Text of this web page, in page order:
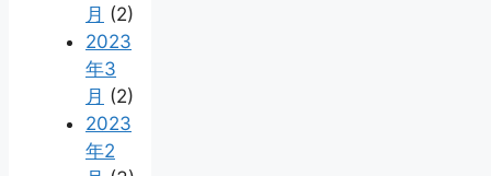
月 (2)
2023
年3
月 (2)
2023
年2